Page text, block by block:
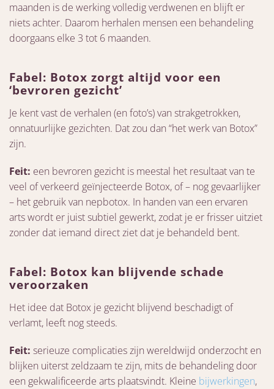
maanden is de werking volledig verdwenen en blijft er
niets achter. Daarom herhalen mensen een behandeling
doorgaans elke 3 tot 6 maanden.
Fabel: Botox zorgt altijd voor een
‘bevroren gezicht’
Je kent vast de verhalen (en foto’s) van strakgetrokken,
onnatuurlijke gezichten. Dat zou dan “het werk van Botox”
zijn.
Feit: een bevroren gezicht is meestal het resultaat van te
veel of verkeerd geïnjecteerde Botox, of – nog gevaarlijker
– het gebruik van nepbotox. In handen van een ervaren
arts wordt er juist subtiel gewerkt, zodat je er frisser uitziet
zonder dat iemand direct ziet dat je behandeld bent.
Fabel: Botox kan blijvende schade
veroorzaken
Het idee dat Botox je gezicht blijvend beschadigt of
verlamt, leeft nog steeds.
Feit: serieuze complicaties zijn wereldwijd onderzocht en
blijken uiterst zeldzaam te zijn, mits de behandeling door
een gekwalificeerde arts plaatsvindt. Kleine bijwerkingen,